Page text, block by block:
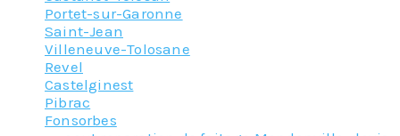
Portet-sur-Garonne
Saint-Jean
Villeneuve-Tolosane
Revel
Castelginest
Pibrac
Fonsorbes